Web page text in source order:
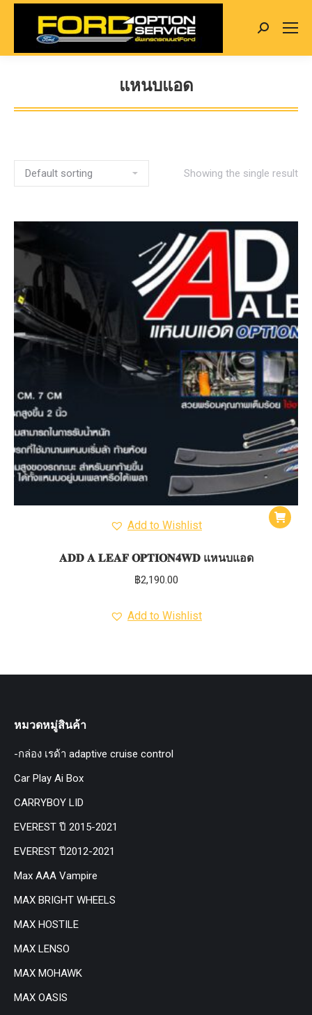
Search:
แหนบแอด
You are here:
Showing the single result
Add to Wishlist
𝐀𝐃𝐃 𝐀 𝐋𝐄𝐀𝐅 𝐎𝐏𝐓𝐈𝐎𝐍𝟒𝐖𝐃 แหนบแอด
฿2,190.00
Add to Wishlist
หมวดหมู่สินค้า
-กล่อง เรด้า adaptive cruise control
Car Play Ai Box
CARRYBOY LID
EVEREST ปี 2015-2021
EVEREST ปี2012-2021
Max AAA Vampire
MAX BRIGHT WHEELS
MAX HOSTILE
MAX LENSO
MAX MOHAWK
MAX OASIS